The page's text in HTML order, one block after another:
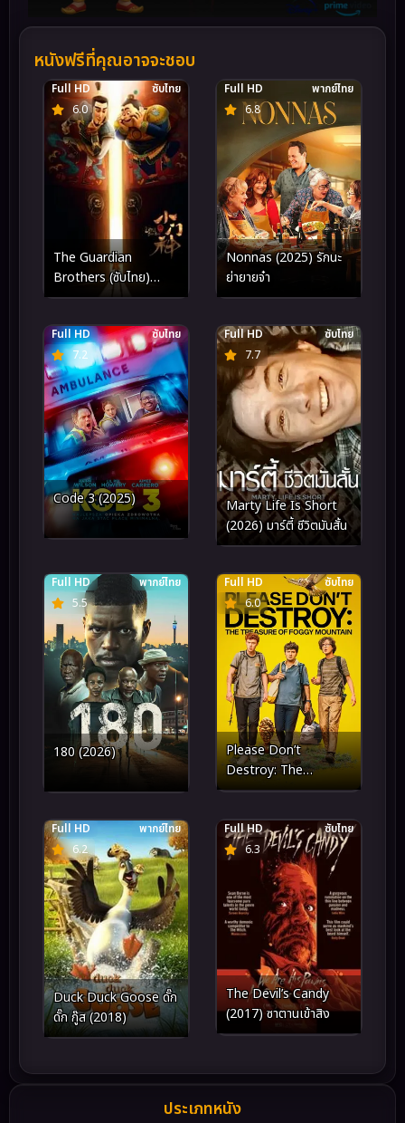
หนังฟรีที่คุณอาจจะชอบ
6.0
Full HD ซับไทย
The Guardian
Brothers (ซับไทย)
(2016)
6.8
Full HD พากย์ไทย
Nonnas (2025) รักนะ
ย่ายายจ๋า
7.2
Full HD ซับไทย
Code 3 (2025)
7.7
Full HD ซับไทย
Marty Life Is Short
(2026) มาร์ตี้ ชีวิตมันสั้น
5.5
Full HD พากย์ไทย
180 (2026)
6.0
Full HD ซับไทย
Please Don’t
Destroy: The
Treasure of Foggy
6.2
Full HD พากย์ไทย
Duck Duck Goose ดั๊ก
ดั๊ก กู๊ส (2018)
6.3
Full HD ซับไทย
The Devil’s Candy
(2017) ซาตานเข้าสิง
ประเภทหนัง